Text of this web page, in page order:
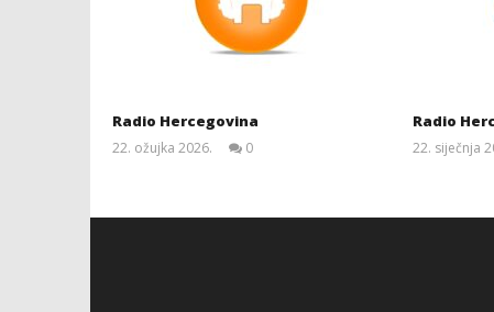
Radio Hercegovina
22. ožujka 2026.
0
Radio
22. siječnja